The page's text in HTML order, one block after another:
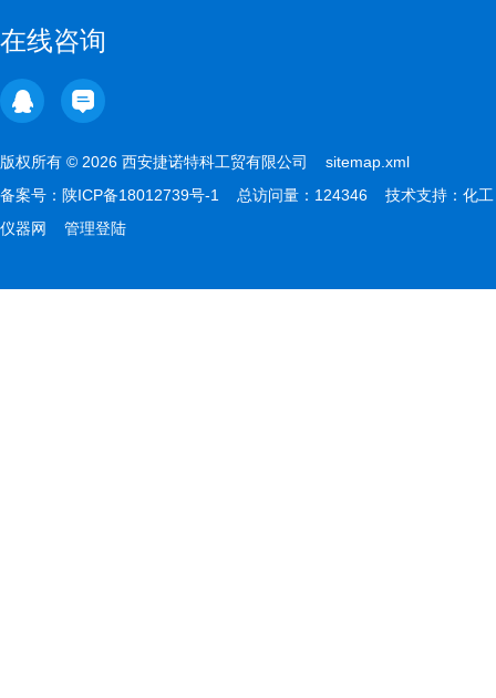
在线咨询
版权所有 © 2026 西安捷诺特科工贸有限公司 sitemap.xml
备案号： 陕ICP备18012739号-1 总访问量：124346 技术支持： 化工
仪器网
管理登陆